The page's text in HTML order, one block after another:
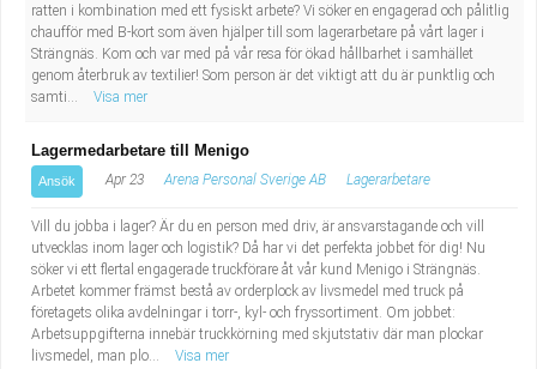
ratten i kombination med ett fysiskt arbete? Vi söker en engagerad och pålitlig
chaufför med B-kort som även hjälper till som lagerarbetare på vårt lager i
Strängnäs. Kom och var med på vår resa för ökad hållbarhet i samhället
genom återbruk av textilier! Som person är det viktigt att du är punktlig och
samti...
Visa mer
Lagermedarbetare till Menigo
Ansök Apr 23 Arena Personal Sverige AB Lagerarbetare
Vill du jobba i lager? Är du en person med driv, är ansvarstagande och vill
utvecklas inom lager och logistik? Då har vi det perfekta jobbet för dig! Nu
söker vi ett flertal engagerade truckförare åt vår kund Menigo i Strängnäs.
Arbetet kommer främst bestå av orderplock av livsmedel med truck på
företagets olika avdelningar i torr-, kyl- och fryssortiment. Om jobbet:
Arbetsuppgifterna innebär truckkörning med skjutstativ där man plockar
livsmedel, man plo...
Visa mer